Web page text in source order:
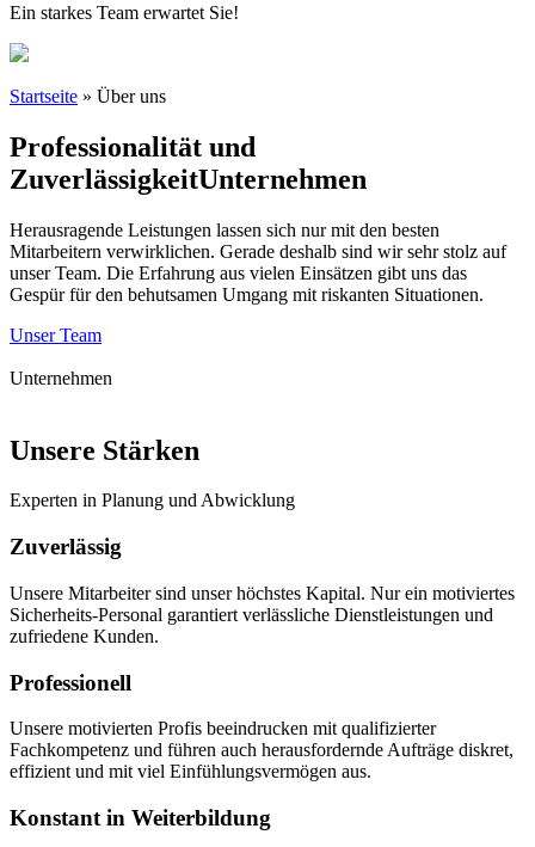
Ein starkes Team erwartet Sie!
Startseite » Über uns
Professionalität und
ZuverlässigkeitUnternehmen
Herausragende Leistungen lassen sich nur mit den besten
Mitarbeitern verwirklichen. Gerade deshalb sind wir sehr stolz auf
unser Team. Die Erfahrung aus vielen Einsätzen gibt uns das
Gespür für den behutsamen Umgang mit riskanten Situationen.
Unser Team
Unternehmen
Unsere Stärken
Experten in Planung und Abwicklung
Zuverlässig
Unsere Mitarbeiter sind unser höchstes Kapital. Nur ein motiviertes
Sicherheits-Personal garantiert verlässliche Dienstleistungen und
zufriedene Kunden.
Professionell
Unsere motivierten Profis beeindrucken mit qualifizierter
Fachkompetenz und führen auch herausfordernde Aufträge diskret,
effizient und mit viel Einfühlungsvermögen aus.
Konstant in Weiterbildung